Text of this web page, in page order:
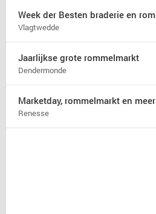
Vlagtwedde
Jaarlijkse grote rommelmarkt
Dendermonde
Marketday, rommelmarkt en meer
Renesse